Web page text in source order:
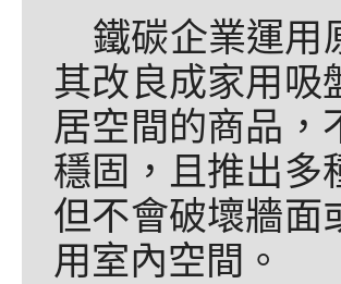
鐵碳企業運用
其改良成家用吸
居空間的商品，
穩固，且推出多
但不會破壞牆面
用室內空間。